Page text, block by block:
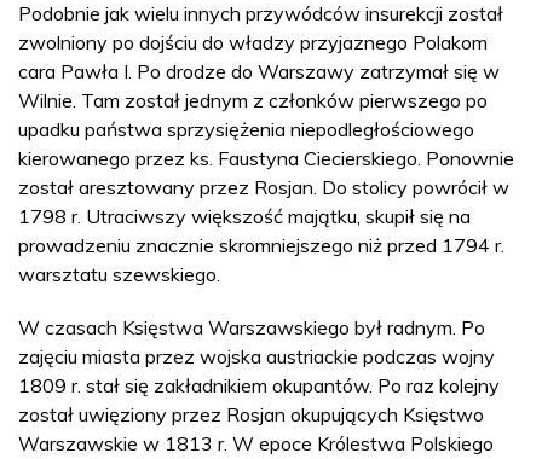
Podobnie jak wielu innych przywódców insurekcji został
zwolniony po dojściu do władzy przyjaznego Polakom
cara Pawła I. Po drodze do Warszawy zatrzymał się w
Wilnie. Tam został jednym z członków pierwszego po
upadku państwa sprzysiężenia niepodległościowego
kierowanego przez ks. Faustyna Ciecierskiego. Ponownie
został aresztowany przez Rosjan. Do stolicy powrócił w
1798 r. Utraciwszy większość majątku, skupił się na
prowadzeniu znacznie skromniejszego niż przed 1794 r.
warsztatu szewskiego.
W czasach Księstwa Warszawskiego był radnym. Po
zajęciu miasta przez wojska austriackie podczas wojny
1809 r. stał się zakładnikiem okupantów. Po raz kolejny
został uwięziony przez Rosjan okupujących Księstwo
Warszawskie w 1813 r. W epoce Królestwa Polskiego